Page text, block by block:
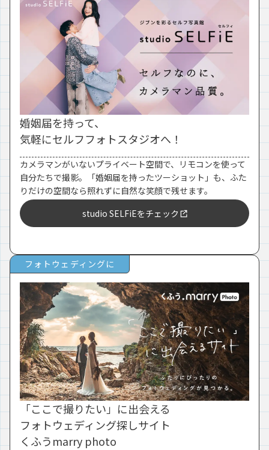
婚姻届を持って、
気軽にセルフフォトスタジオへ！
カメラマンがいないプライベート空間で、リモコンを使って
自分たちで撮影。「婚姻届を持ったツーショット」も、ふた
りだけの空間なら照れずに自然な笑顔で残せます。
studio SELFiEをチェック
フォトウェディングに
「ここで撮りたい」に出会える
フォトウェディング探しサイト
くふうmarry photo